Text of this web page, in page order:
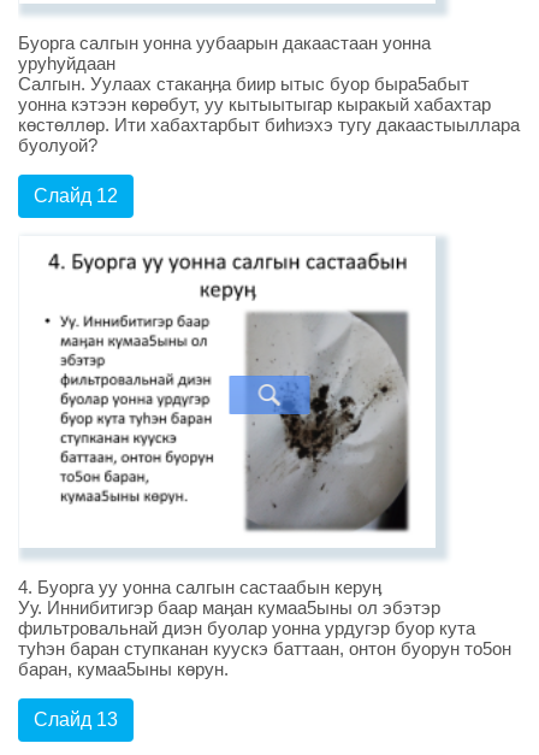
Буорга салгын уонна уубаарын дакаастаан уонна
уруhуйдаан
Салгын. Уулаах стакаӊӊа биир ытыс буор быра5абыт
уонна кэтээн көрөбут, уу кытыытыгар кыракый хабахтар
көстөллөр. Ити хабахтарбыт биhиэхэ тугу дакаастыыллара
буолуой?
Слайд 12
4. Буорга уу уонна салгын састаабын керуӊ
Уу. Иннибитигэр баар маӊан кумаа5ыны ол эбэтэр
фильтровальнай диэн буолар уонна урдугэр буор кута
туhэн баран ступканан куускэ баттаан, онтон буорун то5он
баран, кумаа5ыны көрун.
Слайд 13